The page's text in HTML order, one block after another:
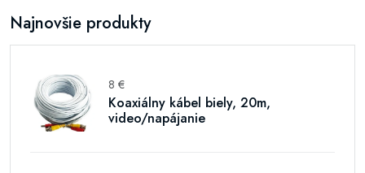
Najnovšie produkty
8 €
Koaxiálny kábel biely, 20m,
video/napájanie